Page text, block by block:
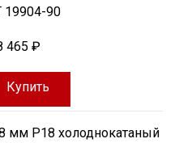
19904-90
465 ₽
Купить
мм Р18 холоднокатаный